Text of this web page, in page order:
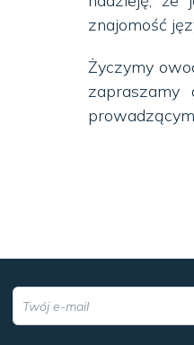
znajomość
Życzymy